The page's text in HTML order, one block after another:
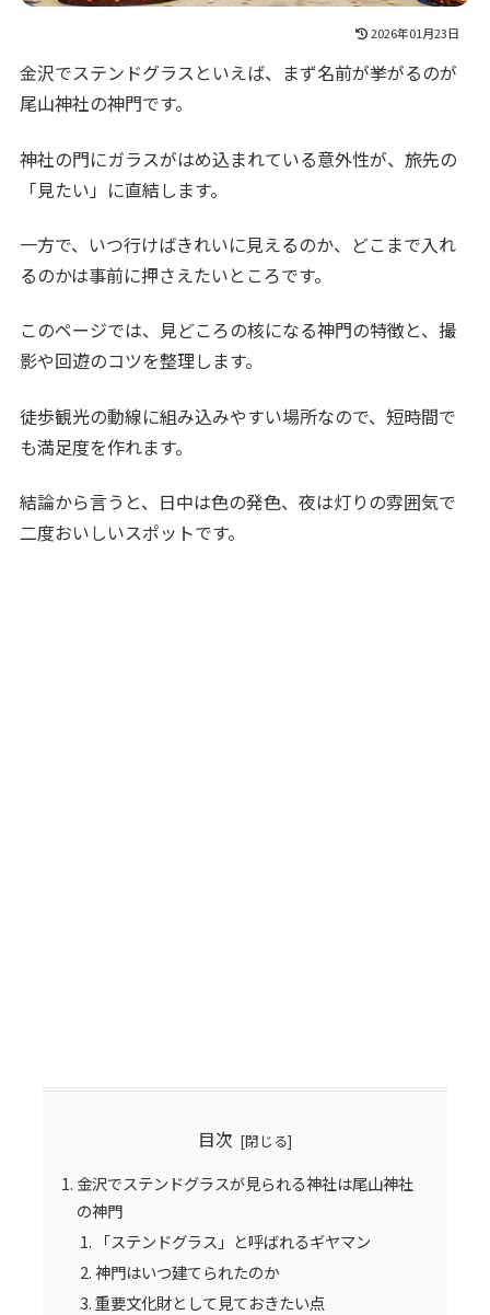
2026年01月23日
金沢でステンドグラスといえば、まず名前が挙がるのが
尾山神社の神門です。
神社の門にガラスがはめ込まれている意外性が、旅先の
「見たい」に直結します。
一方で、いつ行けばきれいに見えるのか、どこまで入れ
るのかは事前に押さえたいところです。
このページでは、見どころの核になる神門の特徴と、撮
影や回遊のコツを整理します。
徒歩観光の動線に組み込みやすい場所なので、短時間で
も満足度を作れます。
結論から言うと、日中は色の発色、夜は灯りの雰囲気で
二度おいしいスポットです。
目次
金沢でステンドグラスが見られる神社は尾山神社
の神門
「ステンドグラス」と呼ばれるギヤマン
神門はいつ建てられたのか
重要文化財として見ておきたい点